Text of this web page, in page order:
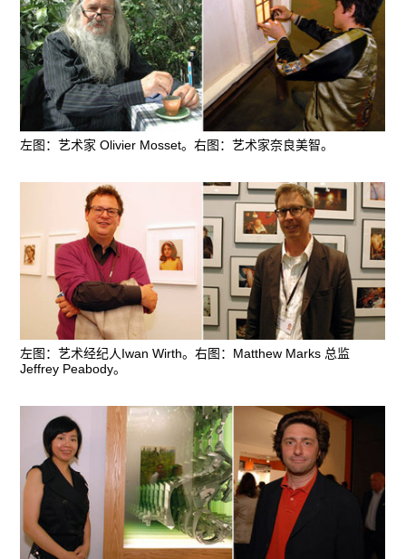
左图：艺术家 Olivier Mosset。右图：艺术家奈良美智。
左图：艺术经纪人Iwan Wirth。右图：Matthew Marks 总监
Jeffrey Peabody。